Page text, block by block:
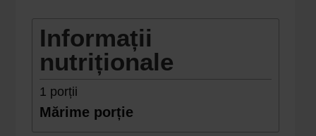
Informații
nutriționale
1 porții
Mărime porție